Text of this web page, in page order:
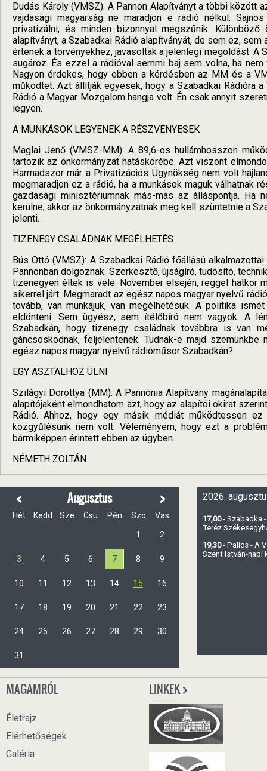
Dudás Károly (VMSZ): A Pannon Alapítványt a többi között
vajdasági magyarság ne maradjon e rádió nélkül.
privatizálni, és minden bizonnyal megszűnik.
alapítványt, a Szabadkai Rádió alapítványát, de sem ez,
értenek a törvényekhez, javasolták a jelenlegi megoldást.
sugároz. És ezzel a rádióval semmi baj sem volna, ha
Nagyon érdekes, hogy ebben a kérdésben az MM és a
működtet. Azt állítják egyesek, hogy a Szabadkai Rádióra
Rádió a Magyar Mozgalom hangja volt. Én csak annyit
legyen.
A MUNKÁSOK LEGYENEK A RÉSZVÉNYESEK
Maglai Jenő (VMSZ-MM): A 89,6-os hullámhosszon
tartozik az önkormányzat hatáskörébe. Azt viszont
Harmadszor már a Privatizációs Ügynökség nem volt
megmaradjon ez a rádió, ha a munkások maguk válhatnak
gazdasági minisztériumnak más-más az álláspontja. Ha
kerülne, akkor az önkormányzatnak meg kell szüntetnie a
jelenti.
TIZENEGY CSALÁDNAK MEGÉLHETÉS
Bús Ottó (VMSZ): A Szabadkai Rádió főállású
Pannonban dolgoznak. Szerkesztő, újságíró, tudósító,
tizenegyen éltek is vele. November elsején, reggel hatkor
sikerrel járt. Megmaradt az egész napos magyar nyelvű
tovább, van munkájuk, van megélhetésük. A politika
eldönteni. Sem ügyész, sem ítélőbíró nem vagyok. A
Szabadkán, hogy tizenegy családnak továbbra is van
gáncsoskodnak, feljelentenek. Tudnak-e majd
egész napos magyar nyelvű rádióműsor Szabadkán?
EGY ASZTALHOZ ÜLNI
Szilágyi Dorottya (MM): A Pannónia Alapítvány
alapítójaként elmondhatom azt, hogy az alapítói okirat
Rádió. Ahhoz, hogy egy másik médiát működtessen
közgyűlésünk nem volt. Véleményem, hogy ezt a
bármiképpen érintett ebben az ügyben.
NÉMETH ZOLTÁN
< Augusztus >
Hét Kedd Sze Csü Pén Szo
Vas
1
2
3 4 5 6 7 8 9
10 11 12 13 14 15 16
17 18 19 20 21 22 23
24 25 26 27 28 29 30
31
2026.
17,00- Szabadka
Teréz
19,30- Palics - A
Szent István-napi
MAGAMRÓL
Életrajz
Elérhetőségek
Galéria
LINKEK